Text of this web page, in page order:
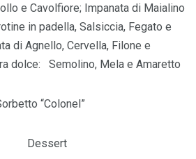
e Cavolfiore; Impanata di Maialino
in padella, Salsiccia, Fegato e
di Agnello, Cervella, Filone e
dolce: Semolino, Mela e Amaretto
“Colonel”
Dessert